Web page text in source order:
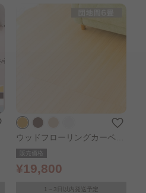
ウッドフローリングカーペッ
ト 6畳 団地間 WDFC-6-DAN
ナチュラル
販売価格
¥19,800
1～3日以内発送予定